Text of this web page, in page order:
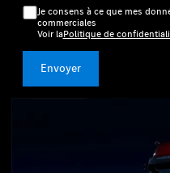
Je consens à ce que mes
commerciales
Voir laPolitique de
Envoyer